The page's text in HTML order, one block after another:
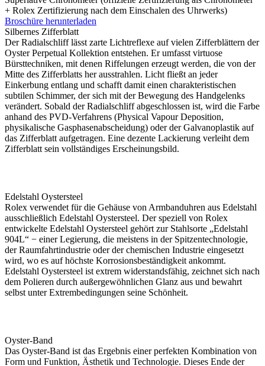
+ Rolex Zertifizierung nach dem Einschalen des Uhrwerks)
Broschüre herunterladen
Silbernes Zifferblatt
Der Radialschliff lässt zarte Lichtreflexe auf vielen Zifferblättern der
Oyster Perpetual Kollektion entstehen. Er umfasst virtuose
Bürsttechniken, mit denen Riffelungen erzeugt werden, die von der
Mitte des Zifferblatts her ausstrahlen. Licht fließt an jeder
Einkerbung entlang und schafft damit einen charakteristischen
subtilen Schimmer, der sich mit der Bewegung des Handgelenks
verändert. Sobald der Radialschliff abgeschlossen ist, wird die Farbe
anhand des PVD-Verfahrens (Physical Vapour Deposition,
physikalische Gasphasen­abscheidung) oder der Galvanoplastik auf
das Zifferblatt aufgetragen. Eine dezente Lackierung verleiht dem
Zifferblatt sein vollständiges Erscheinungsbild.
Edelstahl Oystersteel
Rolex verwendet für die Gehäuse von Armbanduhren aus Edelstahl
ausschließlich Edelstahl Oystersteel. Der speziell von Rolex
entwickelte Edelstahl Oystersteel gehört zur Stahlsorte „Edelstahl
904L“ − einer Legierung, die meistens in der Spitzen­technologie,
der Raumfahrt­industrie oder der chemischen Industrie eingesetzt
wird, wo es auf höchste Korrosions­beständigkeit ankommt.
Edelstahl Oystersteel ist extrem widerstandsfähig, zeichnet sich nach
dem Polieren durch außergewöhnlichen Glanz aus und bewahrt
selbst unter Extrem­bedingungen seine Schönheit.
Oyster-Band
Das Oyster-Band ist das Ergebnis einer perfekten Kombination von
Form und Funktion, Ästhetik und Technologie. Dieses Ende der